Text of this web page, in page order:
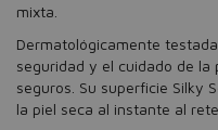
mixta.
Dermatológicamente
seguridad y el cuidado de
seguros. Su superficie Silky
la piel seca al instante al